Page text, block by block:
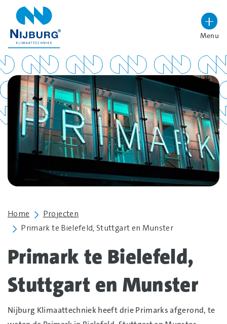
overslaan
Hoog contrast wisselenMenu
Home
Projecten
Primark te Bielefeld, Stuttgart en Munster
Primark te Bielefeld,
Stuttgart en Munster
Nijburg Klimaattechniek heeft drie Primarks afgerond, te